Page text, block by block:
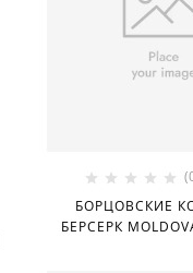
БОРЦОВСКИЕ
БЕРСЕРК